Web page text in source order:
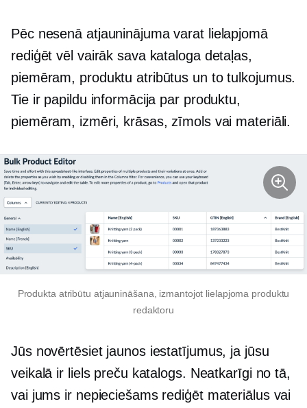
Pēc nesenā atjauninājuma varat lielapjomā
rediģēt vēl vairāk sava kataloga detaļas,
piemēram, produktu atribūtus un to tulkojumus.
Tie ir papildu informācija par produktu,
piemēram, izmēri, krāsas, zīmols vai materiāli.
Produkta atribūtu atjaunināšana, izmantojot lielapjoma produktu
redaktoru
Jūs novērtēsiet jaunos iestatījumus, ja jūsu
veikalā ir liels preču katalogs. Neatkarīgi no tā,
vai jums ir nepieciešams rediģēt materiālus vai